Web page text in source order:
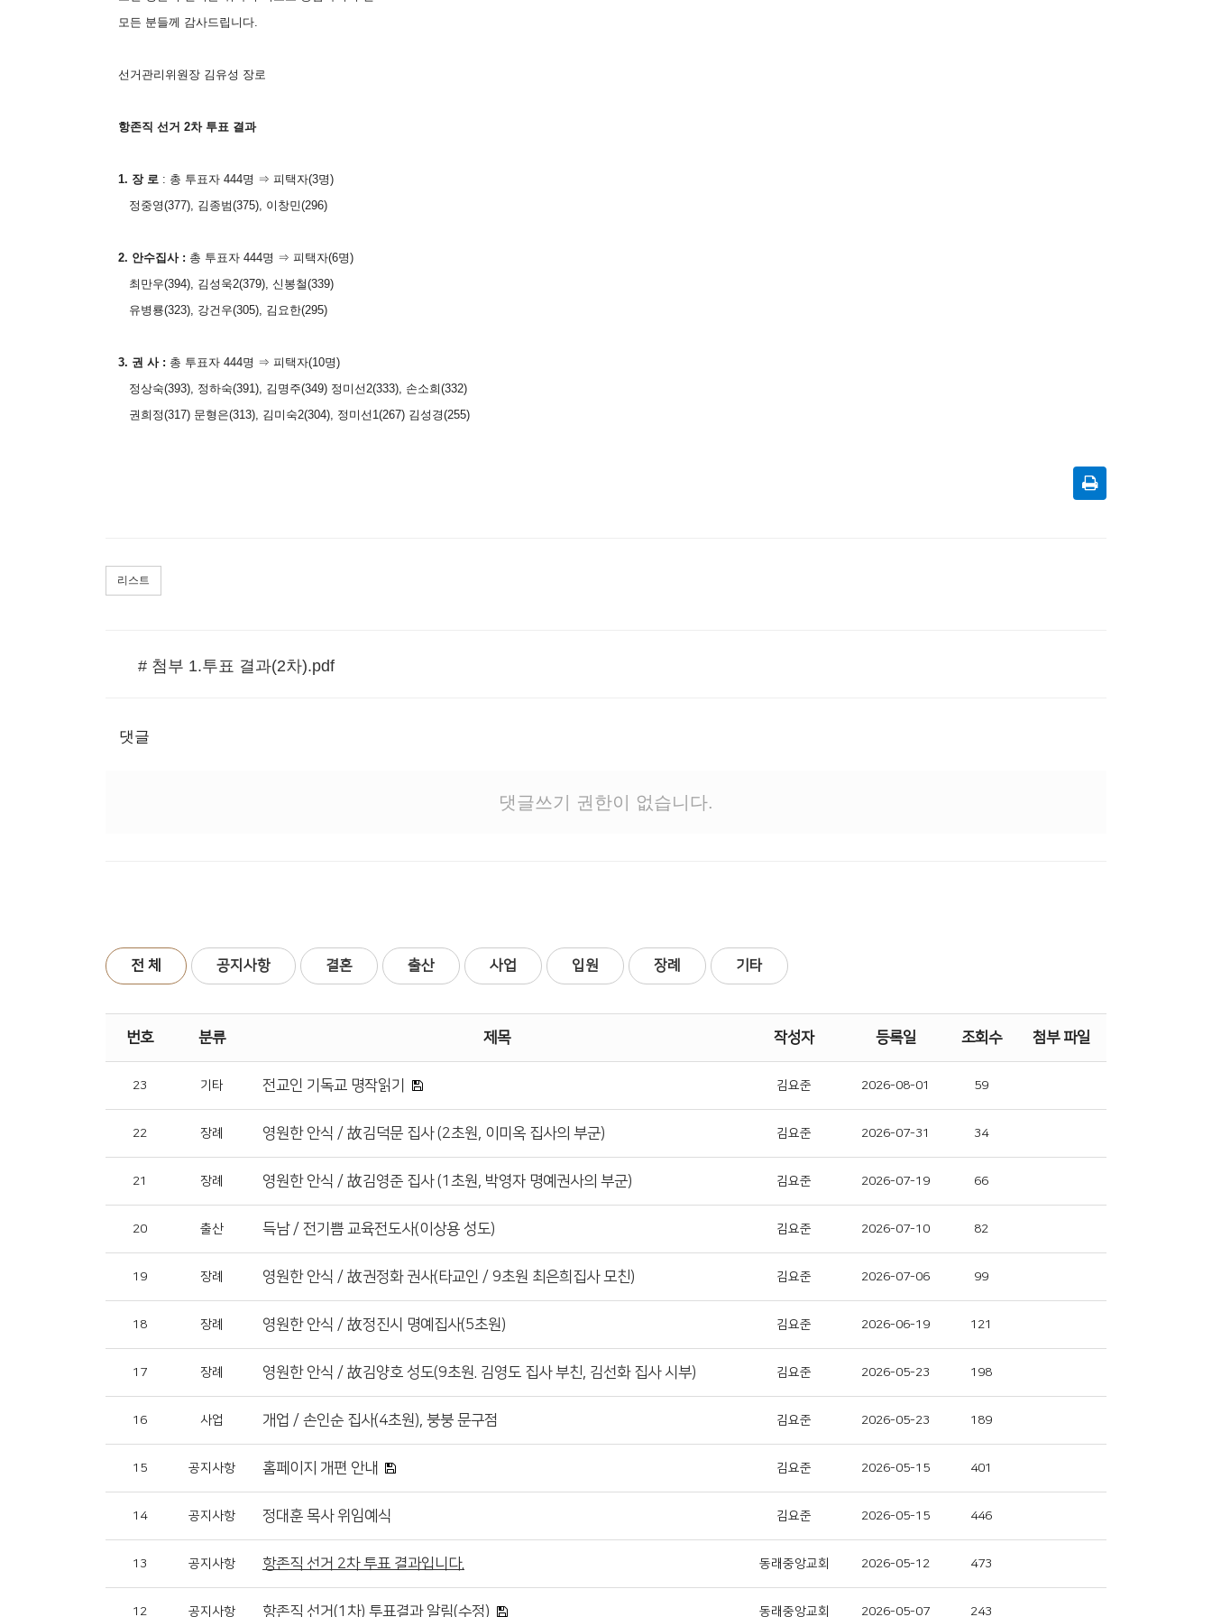
모든 분들께 감사드립니다.
선거관리위원장 김유성 장로
항존직 선거 2차 투표 결과
1. 장 로 : 총 투표자 444명 ⇒ 피택자(3명)
정중영(377), 김종범(375), 이창민(296)
2. 안수집사 : 총 투표자 444명 ⇒ 피택자(6명)
최만우(394), 김성욱2(379), 신봉철(339)
유병룡(323), 강건우(305), 김요한(295)
3. 권 사 : 총 투표자 444명 ⇒ 피택자(10명)
정상숙(393), 정하숙(391), 김명주(349) 정미선2(333), 손소희(332)
권희정(317) 문형은(313), 김미숙2(304), 정미선1(267) 김성경(255)
리스트
# 첨부 1.투표 결과(2차).pdf
댓글
댓글쓰기 권한이 없습니다.
전 체 공지사항 결혼 출산 사업 입원 장례 기타
번호 분류 제목 작성자 등록일 조회수 첨부 파일
23 기타 전교인 기독교 명작읽기 김요준 2026-08-01 59
22 장례 영원한 안식 / 故김덕문 집사 (2초원, 이미옥 집사의 부군) 김요준 2026-07-31 34
21 장례 영원한 안식 / 故김영준 집사 (1초원, 박영자 명예권사의 부군) 김요준 2026-07-19 66
20 출산 득남 / 전기쁨 교육전도사(이상용 성도) 김요준 2026-07-10 82
19 장례 영원한 안식 / 故권정화 권사(타교인 / 9초원 최은희집사 모친) 김요준 2026-07-06 99
18 장례 영원한 안식 / 故정진시 명예집사(5초원) 김요준 2026-06-19 121
17 장례 영원한 안식 / 故김양호 성도(9초원. 김영도 집사 부친, 김선화 집사 시부) 김요준 2026-05-23 198
16 사업 개업 / 손인순 집사(4초원), 붕붕 문구점 김요준 2026-05-23 189
15 공지사항 홈페이지 개편 안내 김요준 2026-05-15 401
14 공지사항 정대훈 목사 위임예식 김요준 2026-05-15 446
13 공지사항 항존직 선거 2차 투표 결과입니다. 동래중앙교회 2026-05-12 473
12 공지사항 항존직 선거(1차) 투표결과 알림(수정) 동래중앙교회 2026-05-07 243